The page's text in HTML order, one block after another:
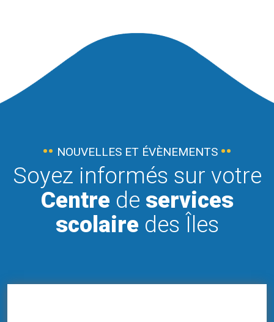
NOUVELLES ET ÉVÈNEMENTS
Soyez informés sur votre
Centre de services
scolaire des Îles